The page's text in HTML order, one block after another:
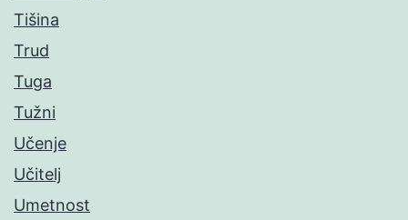
Tišina
Trud
Tuga
Tužni
Učenje
Učitelj
Umetnost